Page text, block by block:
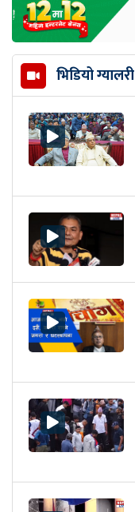
भिडियो ग्यालरी